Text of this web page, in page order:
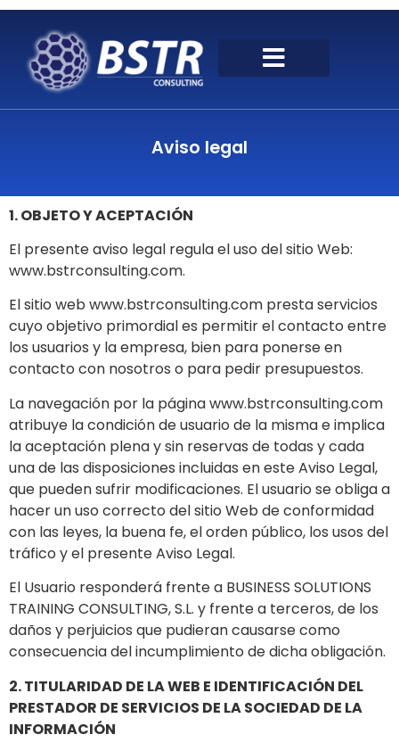
Aviso legal
1. OBJETO Y ACEPTACIÓN
El presente aviso legal regula el uso del sitio Web:
www.bstrconsulting.com.
El sitio web www.bstrconsulting.com presta servicios
cuyo objetivo primordial es permitir el contacto entre
los usuarios y la empresa, bien para ponerse en
contacto con nosotros o para pedir presupuestos.
La navegación por la página www.bstrconsulting.com
atribuye la condición de usuario de la misma e implica
la aceptación plena y sin reservas de todas y cada
una de las disposiciones incluidas en este Aviso Legal,
que pueden sufrir modificaciones. El usuario se obliga a
hacer un uso correcto del sitio Web de conformidad
con las leyes, la buena fe, el orden público, los usos del
tráfico y el presente Aviso Legal.
El Usuario responderá frente a BUSINESS SOLUTIONS
TRAINING CONSULTING, S.L. y frente a terceros, de los
daños y perjuicios que pudieran causarse como
consecuencia del incumplimiento de dicha obligación.
2. TITULARIDAD DE LA WEB E IDENTIFICACIÓN DEL
PRESTADOR DE SERVICIOS DE LA SOCIEDAD DE LA
INFORMACIÓN